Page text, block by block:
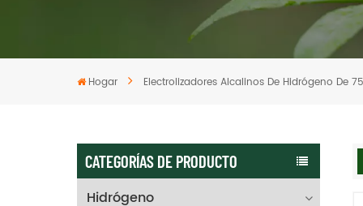
Hogar Electrolizadores Alcalinos De Hidrógeno De
CATEGORÍAS DE PRODUCTO
Hidrógeno